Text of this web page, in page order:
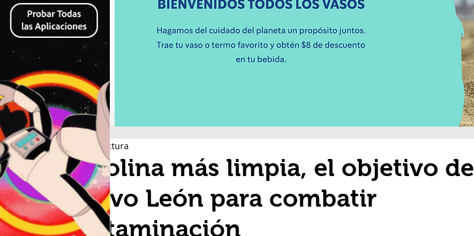
Gasolina más limpia, el objetivo de
Nuevo León para combatir
contaminación
2 min de lectura